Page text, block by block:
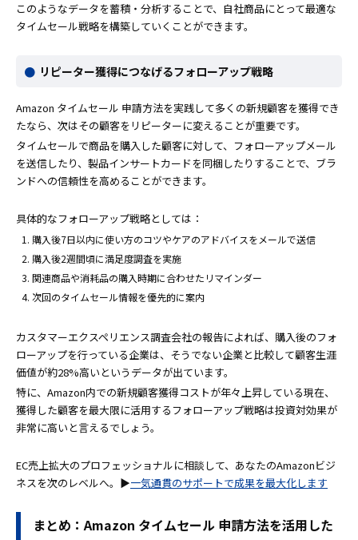
このようなデータを蓄積・分析することで、自社商品にとって最適な
タイムセール戦略を構築していくことができます。
リピーター獲得につなげるフォローアップ戦略
Amazon タイムセール 申請方法を実践して多くの新規顧客を獲得でき
たなら、次はその顧客をリピーターに変えることが重要です。
タイムセールで商品を購入した顧客に対して、フォローアップメール
を送信したり、製品インサートカードを同梱したりすることで、ブラ
ンドへの信頼性を高めることができます。
具体的なフォローアップ戦略としては：
購入後7日以内に使い方のコツやケアのアドバイスをメールで送信
購入後2週間頃に満足度調査を実施
関連商品や消耗品の購入時期に合わせたリマインダー
次回のタイムセール情報を優先的に案内
カスタマーエクスペリエンス調査会社の報告によれば、購入後のフォ
ローアップを行っている企業は、そうでない企業と比較して顧客生涯
価値が約28%高いというデータが出ています。
特に、Amazon内での新規顧客獲得コストが年々上昇している現在、
獲得した顧客を最大限に活用するフォローアップ戦略は投資対効果が
非常に高いと言えるでしょう。
EC売上拡大のプロフェッショナルに相談して、あなたのAmazonビジ
ネスを次のレベルへ。▶一気通貫のサポートで成果を最大化します
まとめ：Amazon タイムセール 申請方法を活用した